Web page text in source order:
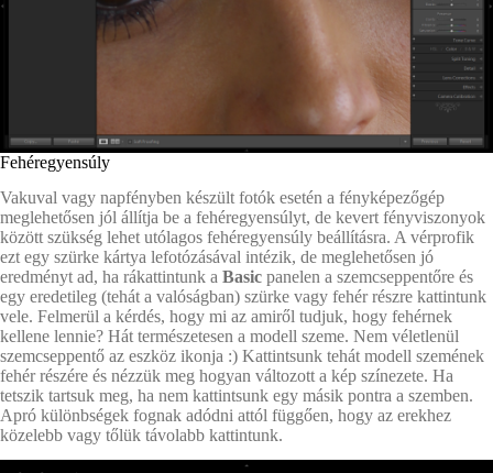
Fehéregyensúly
Vakuval vagy napfényben készült fotók esetén a fényképezőgép
meglehetősen jól állítja be a fehéregyensúlyt, de kevert fényviszonyok
között szükség lehet utólagos fehéregyensúly beállításra. A vérprofik
ezt egy szürke kártya lefotózásával intézik, de meglehetősen jó
eredményt ad, ha rákattintunk a Basic panelen a szemcseppentőre és
egy eredetileg (tehát a valóságban) szürke vagy fehér részre kattintunk
vele. Felmerül a kérdés, hogy mi az amiről tudjuk, hogy fehérnek
kellene lennie? Hát természetesen a modell szeme. Nem véletlenül
szemcseppentő az eszköz ikonja :) Kattintsunk tehát modell szemének
fehér részére és nézzük meg hogyan változott a kép színezete. Ha
tetszik tartsuk meg, ha nem kattintsunk egy másik pontra a szemben.
Apró különbségek fognak adódni attól függően, hogy az erekhez
közelebb vagy tőlük távolabb kattintunk.